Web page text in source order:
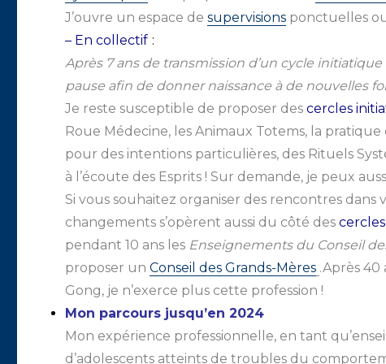
J’ouvre un espace desupervisions ponctuelles
– En collectif :
Après 7 ans de transmission d’un cycle
pause afin de donner naissance à de nouvelles
Je reste susceptible de proposer descercles
Roue Médecine, les Animaux Totems, la
pour des intentions particulières, des Rituels
à l’écoute des Esprits ! Sur demande, je peux
Si vous souhaitez organiser des rencontres
changements s’opèrent aussi du côté des
pendant 10 ans les Enseignements du Conseil
proposer unConseil des Grands-Mères .Après 40
Gong, je n’exerce plus cette profession !
Mon parcours jusqu’en 2024
Mon expérience professionnelle, en tant
d’adolescents atteints de troubles du